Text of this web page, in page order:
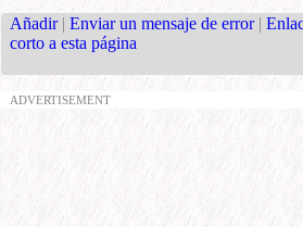
Añadir | Enviar un mensaje de error |
corto a esta página
ADVERTISEMENT